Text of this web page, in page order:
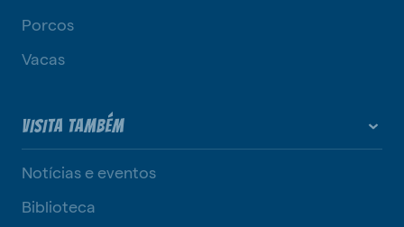
Porcos
Vacas
VISITA TAMBÉM
Notícias e eventos
Biblioteca